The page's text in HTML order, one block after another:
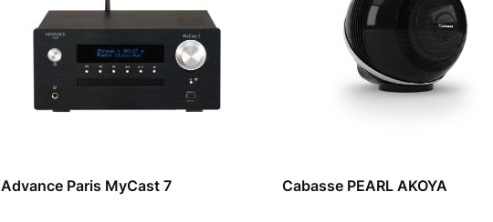
Advance Paris MyCast 7 Cabasse PEARL AKOYA